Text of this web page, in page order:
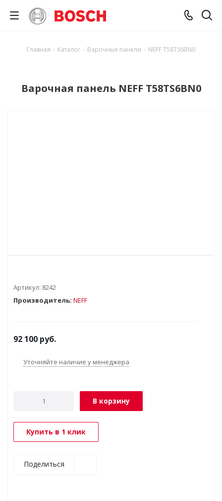
Главная - Каталог - Варочные панели - NEFF T58TS6BN0
Варочная панель NEFF T58TS6BN0
Артикул: 8242
Производитель: NEFF
92 100 руб.
Уточняйте наличие у менеджера
В корзину
Купить в 1 клик
Поделиться